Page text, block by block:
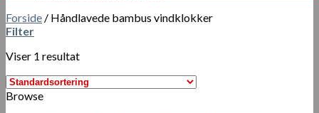
Forside / Håndlavede bambus vindklokker
Filter
Viser 1 resultat
Browse